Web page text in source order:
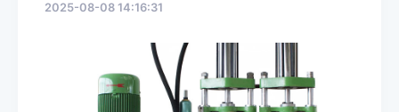
2025-08-08 14:16:31